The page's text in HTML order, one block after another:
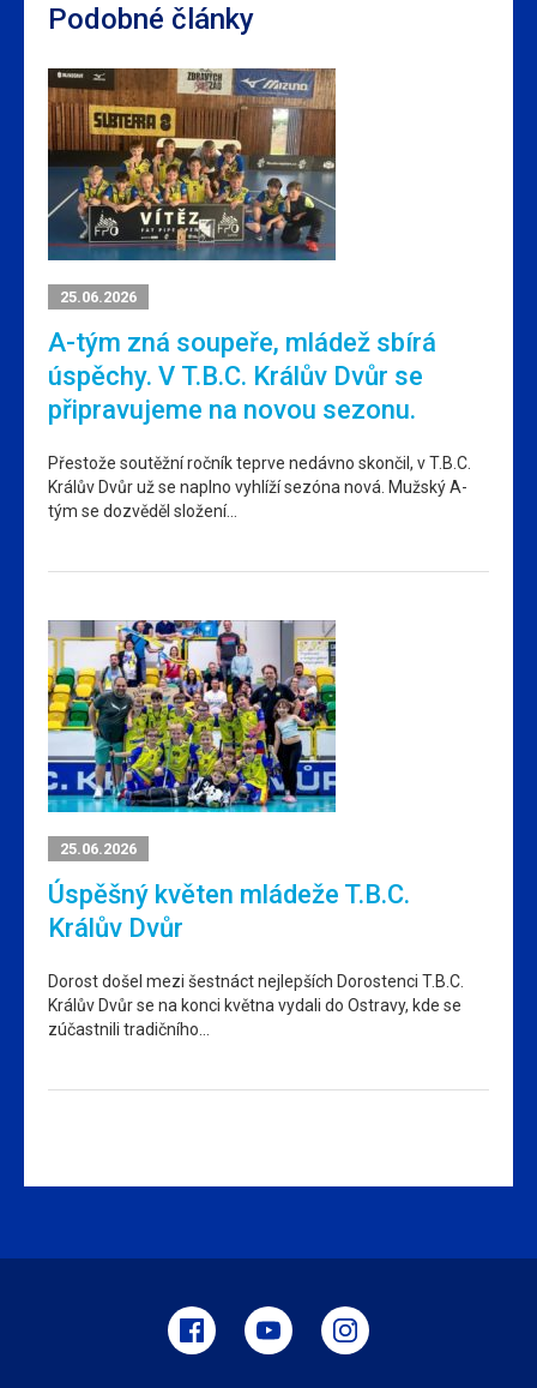
Podobné články
25.06.2026
A-tým zná soupeře, mládež sbírá
úspěchy. V T.B.C. Králův Dvůr se
připravujeme na novou sezonu.
Přestože soutěžní ročník teprve nedávno skončil, v T.B.C.
Králův Dvůr už se naplno vyhlíží sezóna nová. Mužský A-
tým se dozvěděl složení…
25.06.2026
Úspěšný květen mládeže T.B.C.
Králův Dvůr
Dorost došel mezi šestnáct nejlepších Dorostenci T.B.C.
Králův Dvůr se na konci května vydali do Ostravy, kde se
zúčastnili tradičního…